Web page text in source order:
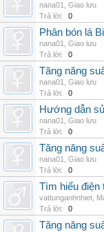
nana01
Giao lưu
Trả lời:
0
Phân bón lá
nana01
Giao lưu
Trả lời:
0
Tăng năng
nana01
Giao lưu
Trả lời:
0
Hướng dẫn
nana01
Giao lưu
Trả lời:
0
Tăng năng
nana01
Giao lưu
Trả lời:
0
Tìm hiểu điện
vattunganhnhiet
Trả lời:
0
Tăng năng